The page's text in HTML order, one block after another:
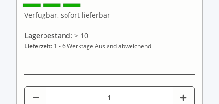
Verfügbar, sofort lieferbar
Lagerbestand: > 10
Lieferzeit: 1 - 6 Werktage Ausland abweichend